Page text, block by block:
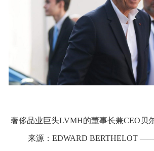
奢侈品业巨头LVMH的董事长兼CEO贝
来源：EDWARD BERTHELOT